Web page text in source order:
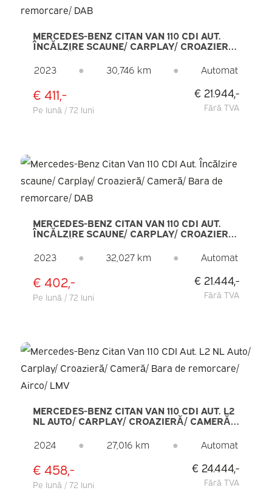
MERCEDES-BENZ CITAN VAN 110 CDI AUT.
ÎNCĂLZIRE SCAUNE/ CARPLAY/ CROAZIERĂ/
2023
● 30,746 km ● Automat
€ 411,-
Pe lună / 72 luni
€ 21.944,-
Fără TVA
MERCEDES-BENZ CITAN VAN 110 CDI AUT.
ÎNCĂLZIRE SCAUNE/ CARPLAY/ CROAZIERĂ/
2023
● 32,027 km ● Automat
€ 402,-
Pe lună / 72 luni
€ 21.444,-
Fără TVA
MERCEDES-BENZ CITAN VAN 110 CDI AUT. L2
NL AUTO/ CARPLAY/ CROAZIERĂ/ CAMERĂ/
2024
● 27,016 km ● Automat
€ 458,-
Pe lună / 72 luni
€ 24.444,-
Fără TVA